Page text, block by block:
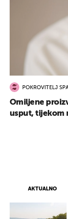
AKTUALNO
POKROVITELJ
Omiljene
usput, tijekom